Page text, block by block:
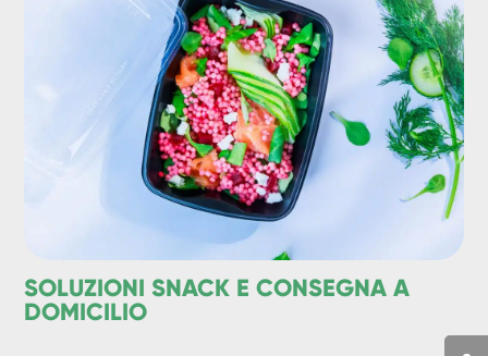
SOLUZIONI SNACK E CONSEGNA A
DOMICILIO